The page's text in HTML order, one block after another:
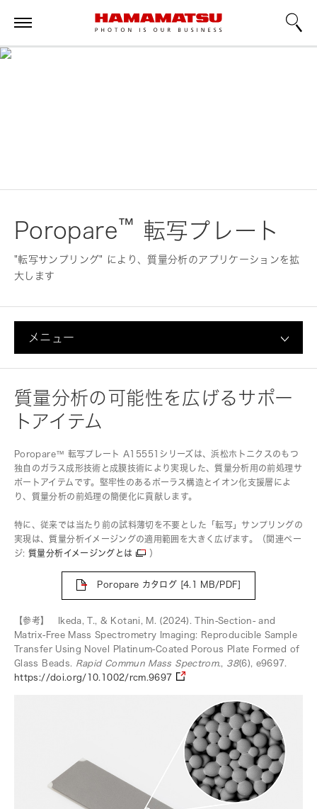
Poropare™ 転写プレート
"転写サンプリング" により、質量分析のアプリケーションを拡
大します
メニュー
質量分析の可能性を広げるサポー
トアイテム
Poropare™ 転写プレート A15551シリーズは、浜松ホトニクスのもつ
独自のガラス成形技術と成膜技術により実現した、質量分析用の前処理サ
ポートアイテムです。堅牢性のあるポーラス構造とイオン化支援層によ
り、質量分析の前処理の簡便化に貢献します。
特に、従来では当たり前の試料薄切を不要とした「転写」サンプリングの
実現は、質量分析イメージングの適用範囲を大きく広げます。（関連ペー
ジ:質量分析イメージングとは ）
Poropare カタログ [4.1 MB/PDF]
【参考】 Ikeda, T., & Kotani, M. (2024). Thin-Section- and
Matrix-Free Mass Spectrometry Imaging: Reproducible Sample
Transfer Using Novel Platinum-Coated Porous Plate Formed of
Glass Beads. Rapid Commun Mass Spectrom., 38(6), e9697.
https://doi.org/10.1002/rcm.9697